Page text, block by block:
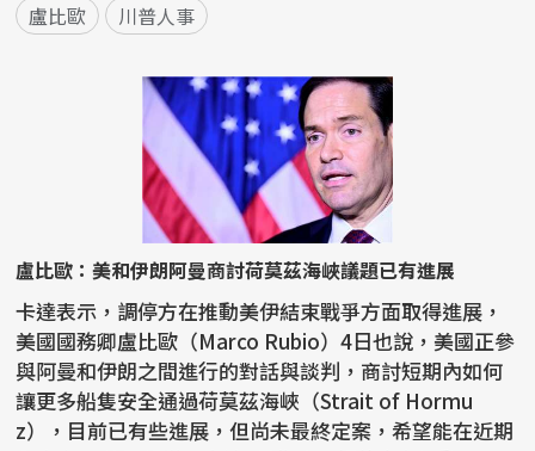
盧比歐 川普人事
盧比歐：美和伊朗阿曼商討荷莫茲海峽議題已有進展
卡達表示，調停方在推動美伊結束戰爭方面取得進展，
美國國務卿盧比歐（Marco Rubio）4日也說，美國正參
與阿曼和伊朗之間進行的對話與談判，商討短期內如何
讓更多船隻安全通過荷莫茲海峽（Strait of Hormu
z），目前已有些進展，但尚未最終定案，希望能在近期